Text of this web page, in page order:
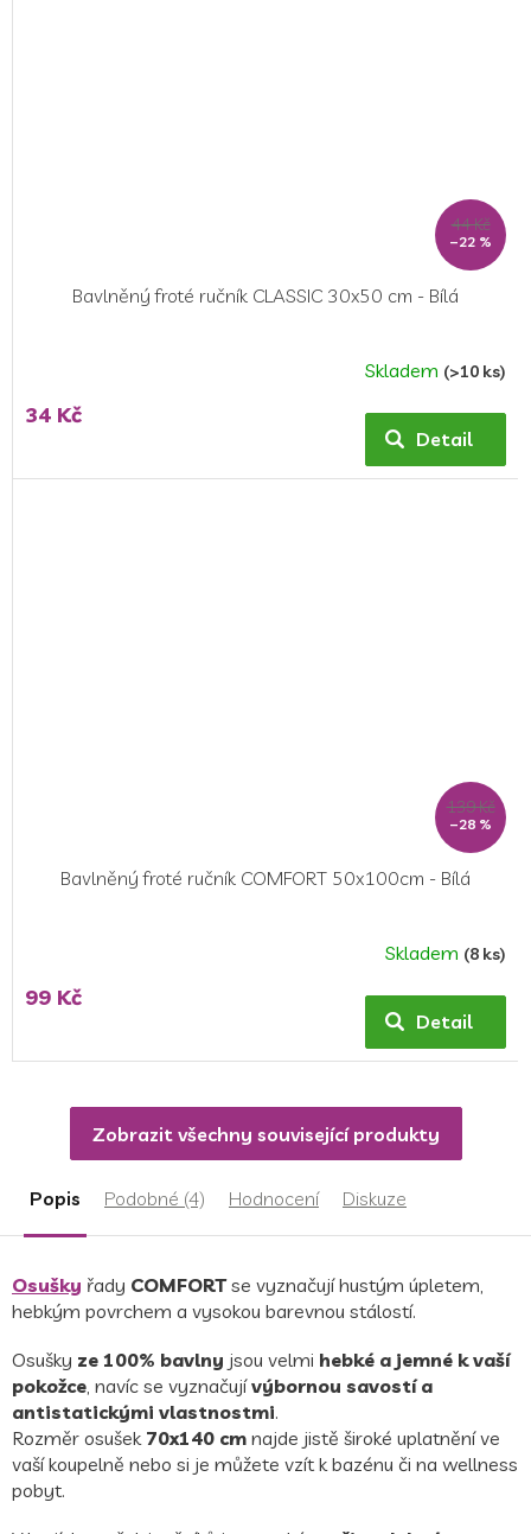
44 Kč
–22 %
Bavlněný froté ručník CLASSIC 30x50 cm - Bílá
Skladem (>10 ks)
34 Kč
Detail
139 Kč
–28 %
Bavlněný froté ručník COMFORT 50x100cm - Bílá
Skladem (8 ks)
99 Kč
Detail
Zobrazit všechny související produkty
Popis Podobné (4) Hodnocení Diskuze
Osušky řady COMFORTse vyznačují hustým úpletem,
hebkým povrchem a vysokou barevnou stálostí.
Osušky ze 100% bavlny jsou velmi hebké a jemné k vaší
pokožce, navíc se vyznačujívýbornou savostí a
antistatickými vlastnostmi.
Rozměr osušek 70x140 cm najde jistě široké uplatnění ve
vaší koupelně nebo si je můžete vzít k bazénu či na wellness
pobyt.